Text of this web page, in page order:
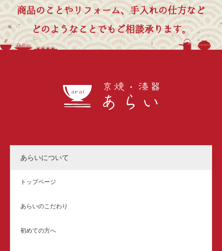
商品のことやリフォーム、手入れの仕方など
どのようなことでもご相談承ります。
あらいについて
トップページ
あらいのこだわり
初めての方へ